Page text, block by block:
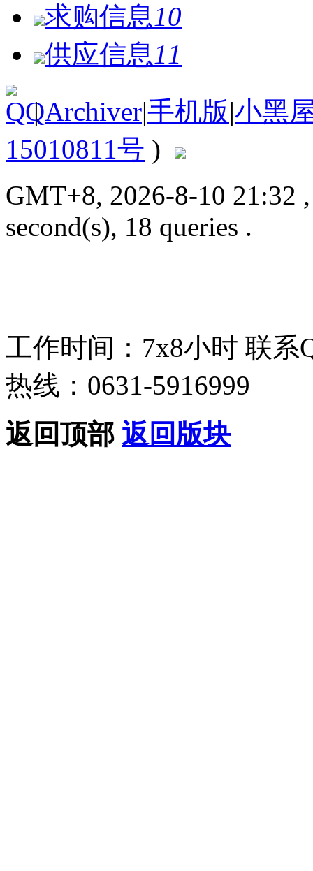
求购信息 10
供应信息 11
| Archiver|手机版|小黑
15010811号 )
GMT+8, 2026-8-10 21:32
second(s), 18 queries .
工作时间：7x8小时 联系
热线：0631-5916999
返回顶部 返回版块